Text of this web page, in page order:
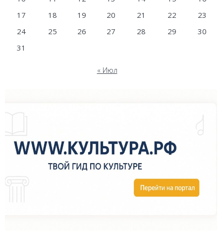
17
18 19 20 21 22
23
24
25 26 27 28 29
30
31
« Июл